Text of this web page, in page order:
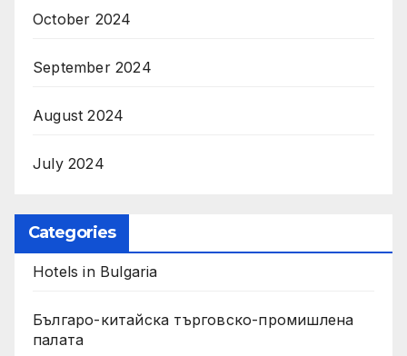
October 2024
September 2024
August 2024
July 2024
Categories
Hotels in Bulgaria
Българо-китайска търговско-промишлена
палата